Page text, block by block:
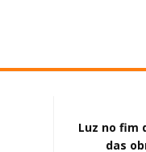
Luz no fim
das